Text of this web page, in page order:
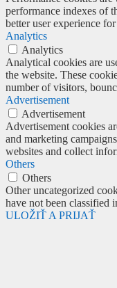
performance indexes of
better user experience
Analytics
Analytics
Analytical cookies are
the website. These
number of visitors,
Advertisement
Advertisement
Advertisement cookies
and marketing
websites and collect
Others
Others
Other uncategorized
have not been classified
ULOŽIŤ A PRIJAŤ